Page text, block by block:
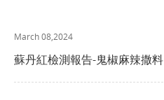
March 08,2024
蘇丹紅檢測報告-鬼椒麻辣撒料